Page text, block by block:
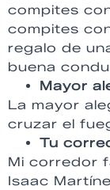
compites
compites
regalo de
buena
Mayor
La mayor
cruzar el
Tu
Mi corredor
Isaac